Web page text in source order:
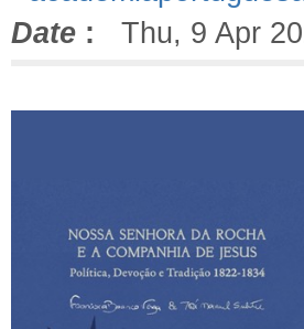
Date : Thu, 9 Apr